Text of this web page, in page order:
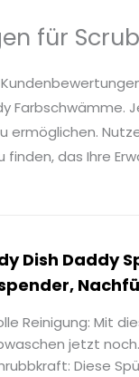
für
Farbschwämme.
das Ihre
Dish Daddy
Reinigung: Mit
jetzt
Diese